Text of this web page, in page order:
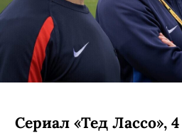
Сериал «Тед Лассо», 4